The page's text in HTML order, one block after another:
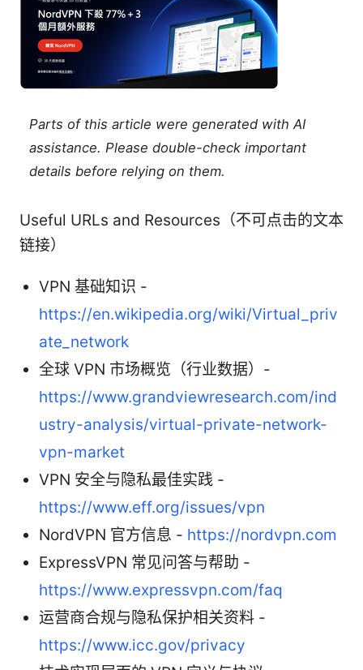
Parts of this article were generated with AI
assistance. Please double-check important
details before relying on them.
Useful URLs and Resources（不可点击的文本
链接）
VPN 基础知识 -
https://en.wikipedia.org/wiki/Virtual_priv
ate_network
全球 VPN 市场概览（行业数据）-
https://www.grandviewresearch.com/ind
ustry-analysis/virtual-private-network-
vpn-market
VPN 安全与隐私最佳实践 -
https://www.eff.org/issues/vpn
NordVPN 官方信息 - https://nordvpn.com
ExpressVPN 常见问答与帮助 -
https://www.expressvpn.com/faq
运营商合规与隐私保护相关资料 -
https://www.icc.gov/privacy